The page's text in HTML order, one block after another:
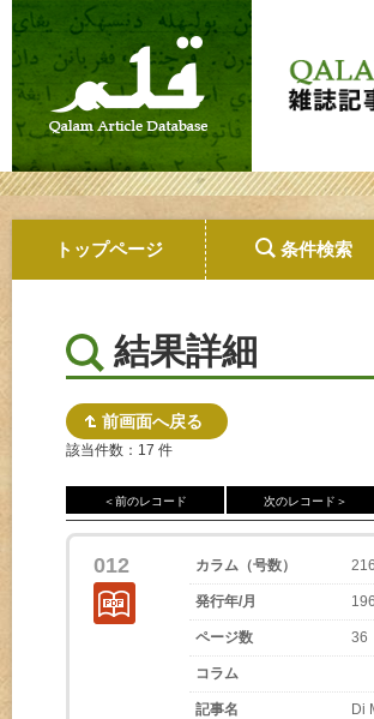
トップページ 条件検索
結果詳細
前画面へ戻る
該当件数：17 件
＜前のレコード 次のレコード＞
012 カラム（号数） 216
発行年/月
ページ数 36
コラム
記事名 Di